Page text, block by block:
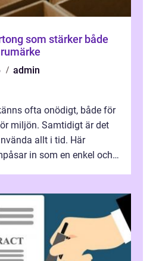
som stärker både
admin
ofta onödigt, både för
miljön. Samtidigt är det
allt i tid. Här
in som en enkel och